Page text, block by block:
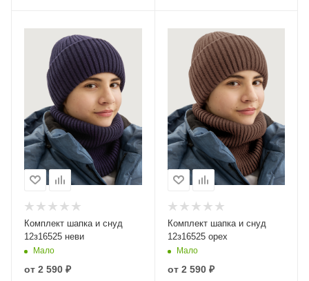
Комплект шапка и снуд
12з16525 неви
Мало
от 2 590 ₽
Комплект шапка и снуд
12з16525 орех
Мало
от 2 590 ₽